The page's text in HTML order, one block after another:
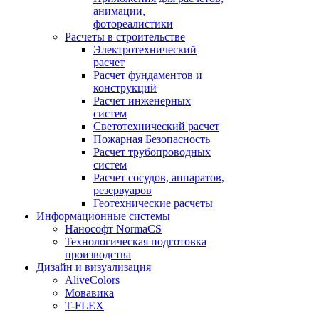
анимации,
фотореалистики
Расчеты в строительстве
Электротехнический
расчет
Расчет фундаментов и
конструкций
Расчет инженерных
систем
Светотехнический расчет
Пожарная Безопасность
Расчет трубопроводных
систем
Расчет сосудов, аппаратов,
резервуаров
Геотехнические расчеты
Информационные системы
Нанософт NormaCS
Технологическая подготовка
производства
Дизайн и визуализация
AliveColors
Мовавика
T-FLEX